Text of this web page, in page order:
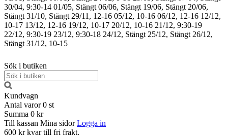
30/04, 9:30-14 01/05, Stängt 06/06, Stängt 19/06, Stängt 20/06,
Stängt 31/10, Stängt 29/11, 12-16 05/12, 10-16 06/12, 12-16 12/12,
10-17 13/12, 12-16 19/12, 10-17 20/12, 10-16 21/12, 9:30-19
22/12, 9:30-19 23/12, 9:30-18 24/12, Stängt 25/12, Stängt 26/12,
Stängt 31/12, 10-15
Sök i butiken
Kundvagn
Antal varor 0 st
Summa 0 kr
Till kassan Mina sidor Logga in
600 kr kvar till fri frakt.